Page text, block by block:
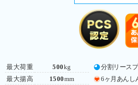
最大荷重
最大揚高
500kg
1500mm
分割リース
6ヶ月あんし